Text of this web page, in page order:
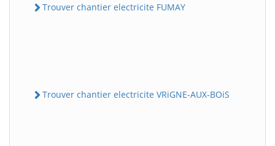
Trouver chantier electricite FUMAY
Trouver chantier electricite VRiGNE-AUX-BOiS